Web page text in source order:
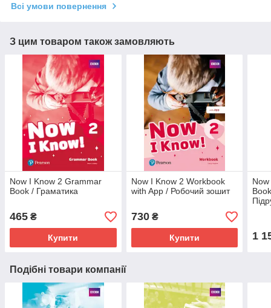
Всі умови повернення
З цим товаром також замовляють
Now I Know 2 Grammar
Book / Граматика
465 ₴
Купити
Now I Know 2 Workbook
with App / Робочий зошит
730₴
Купити 1
Подібні товари компанії